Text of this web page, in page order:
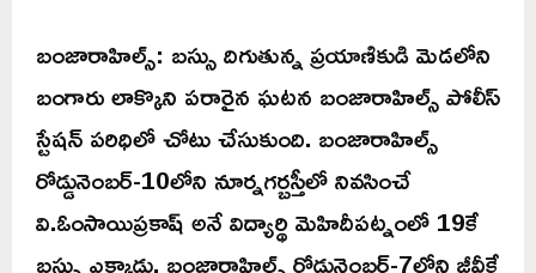
బంజారాహిల్స్: బస్సు దిగుతున్న ప్రయాణికుడి మెడలోని
బంగారు లాక్కొని పరారైన ఘటన బంజారాహిల్స్ పోలీస్
స్టేషన్ పరిధిలో చోటు చేసుకుంది. బంజారాహిల్స్
రోడ్డునెంబర్-10లోని నూర్నగర్బస్తీలో నివసించే
వి.ఓంసాయిప్రకాష్ అనే విద్యార్థి మెహిదీపట్నంలో 19కే
బస్సు ఎక్కాడు. బంజారాహిల్స్ రోడ్డునెంబర్-7లోని జీవీకే